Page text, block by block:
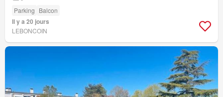
Parking Balcon
Il y a 20 jours
LEBONCOIN